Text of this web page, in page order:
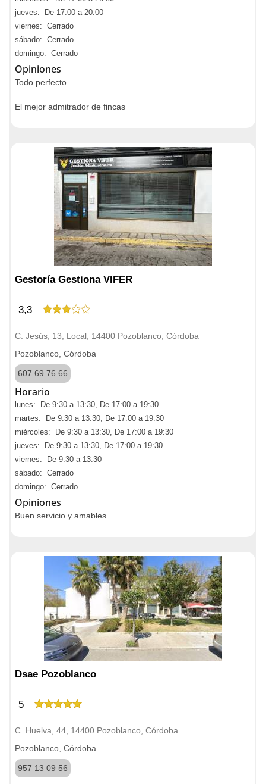
jueves: De 17:00 a 20:00
viernes: Cerrado
sábado: Cerrado
domingo: Cerrado
Opiniones
Todo perfecto
El mejor admitrador de fincas
Gestoría Gestiona VIFER
3,3
C. Jesús, 13, Local, 14400 Pozoblanco, Córdoba
Pozoblanco, Córdoba
607 69 76 66
Horario
lunes: De 9:30 a 13:30, De 17:00 a 19:30
martes: De 9:30 a 13:30, De 17:00 a 19:30
miércoles: De 9:30 a 13:30, De 17:00 a 19:30
jueves: De 9:30 a 13:30, De 17:00 a 19:30
viernes: De 9:30 a 13:30
sábado: Cerrado
domingo: Cerrado
Opiniones
Buen servicio y amables.
Dsae Pozoblanco
5
C. Huelva, 44, 14400 Pozoblanco, Córdoba
Pozoblanco, Córdoba
957 13 09 56